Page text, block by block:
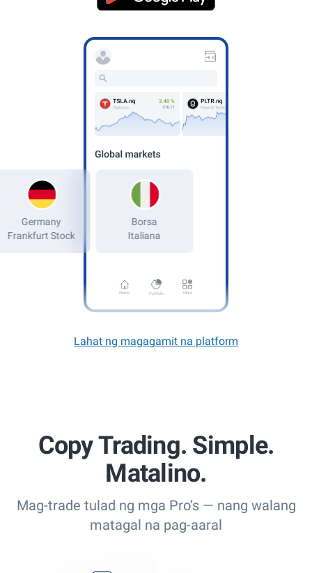
Home Portfolio More
Germany
Frankfurt Stock
Lahat ng magagamit na platform
Copy Trading. Simple.
Matalino.
Mag-trade tulad ng mga Pro’s — nang walang
matagal na pag-aaral